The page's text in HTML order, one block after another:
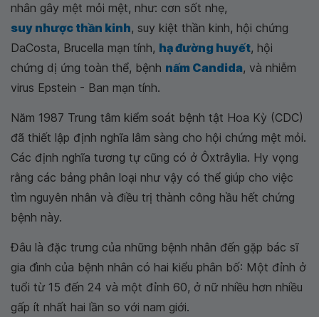
nhân gây mệt mỏi mệt, như: cơn sốt nhẹ,
suy nhược thần kinh, suy kiệt thần kinh, hội chứng
DaCosta, Brucella mạn tính, hạ đường huyết, hội
chứng dị ứng toàn thể, bệnh nấm Candida, và nhiễm
virus Epstein - Ban mạn tính.
Năm 1987 Trung tâm kiểm soát bệnh tật Hoa Kỳ (CDC)
đã thiết lập định nghĩa lâm sàng cho hội chứng mệt mỏi.
Các định nghĩa tương tự cũng có ở Ôxtrâylia. Hy vọng
rằng các bảng phân loại như vậy có thể giúp cho việc
tìm nguyên nhân và điều trị thành công hầu hết chứng
bệnh này.
Đâu là đặc trưng của những bệnh nhân đến gặp bác sĩ
gia đình của bệnh nhân có hai kiểu phân bố: Một đỉnh ở
tuổi từ 15 đến 24 và một đỉnh 60, ở nữ nhiều hơn nhiều
gấp ít nhất hai lần so với nam giới.